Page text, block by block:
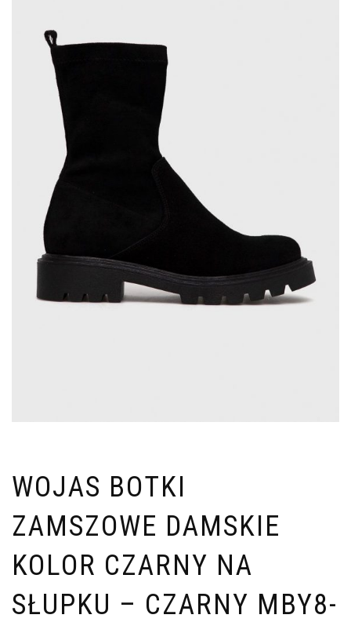
WOJAS BOTKI
ZAMSZOWE DAMSKIE
KOLOR CZARNY NA
SŁUPKU – CZARNY MBY8-